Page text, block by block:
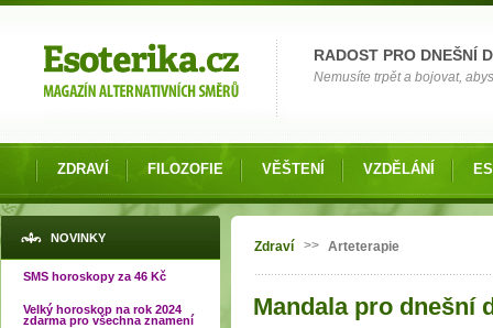
RADOST PRO DNEŠNÍ
Nemusíte trpět a bojovat,
ZDRAVÍ FILOZOFIE VĚŠTENÍ VZDĚLÁNÍ
NOVINKY
SMS horoskopy za 46 Kč
Velký horoskop na rok 2024
zdarma pro všechna znamení
Jste zde
Zdraví >> Arteterapie
Mandala pro dnešní